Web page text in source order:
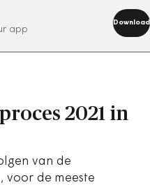
app
Download
2021 in
van de
voor de meeste